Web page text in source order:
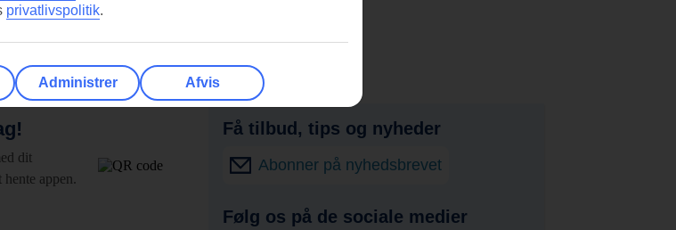
dit
appen.
Få tilbud, tips og nyheder
Abonner på nyhedsbrevet
Følg os på de sociale medier
privatlivspolitik.
Administrer Afvis